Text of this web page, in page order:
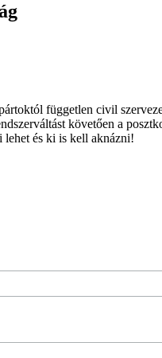
független civil
követően a
lehet és ki is kell aknázni!